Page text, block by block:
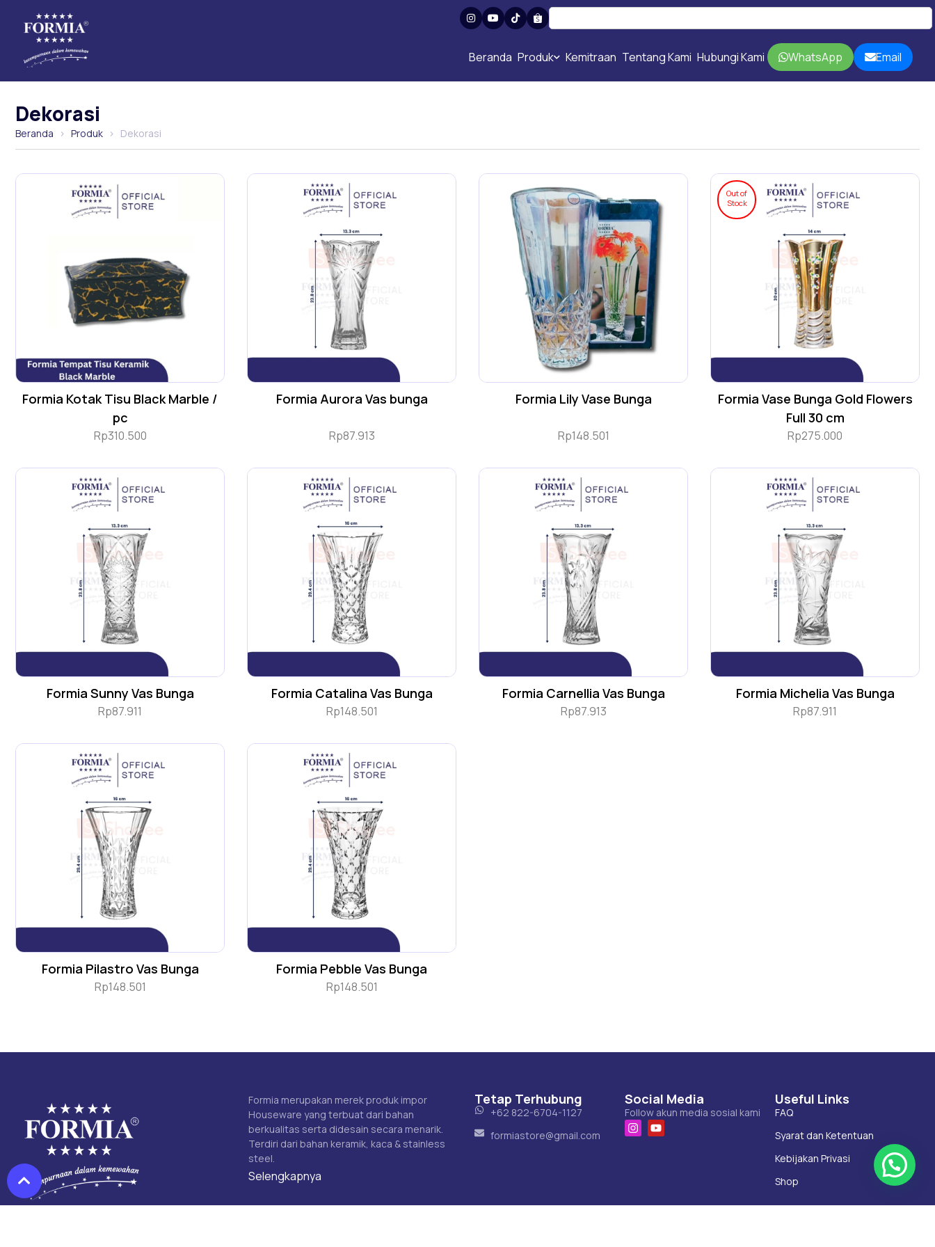
WhatsApp Email
Beranda Produk Kemitraan Tentang Kami Hubungi Kami
Dekorasi
Beranda › Produk › Dekorasi
Formia Kotak Tisu Black Marble /
pc
Rp310.500
Formia Aurora Vas bunga
Rp87.913
Formia Lily Vase Bunga
Rp148.501
Out of
Stock
Formia Vase Bunga Gold Flowers
Full 30 cm
Rp275.000
Formia Sunny Vas Bunga
Rp87.911
Formia Catalina Vas Bunga
Rp148.501
Formia Carnellia Vas Bunga
Rp87.913
Formia Michelia Vas Bunga
Rp87.911
Formia Pilastro Vas Bunga
Rp148.501
Formia Pebble Vas Bunga
Rp148.501
Formia merupakan merek produk impor
Houseware yang terbuat dari bahan
berkualitas serta didesain secara menarik.
Terdiri dari bahan keramik, kaca & stainless
steel.
Selengkapnya
Tetap Terhubung
+62 822-6704-1127
formiastore@gmail.com
Social Media
Follow akun media sosial kami
Useful Links
FAQ
Syarat dan Ketentuan
Kebijakan Privasi
Shop